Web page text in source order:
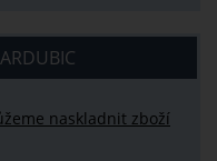
naskladnit zboží